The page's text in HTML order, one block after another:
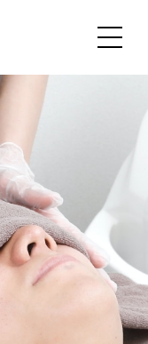
ME